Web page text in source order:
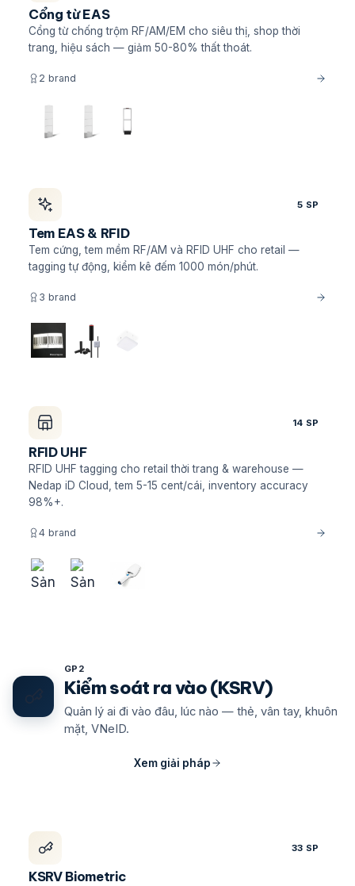
Cổng từ EAS
Cổng từ chống trộm RF/AM/EM cho siêu thị, shop thời
trang, hiệu sách — giảm 50-80% thất thoát.
2 brand
5 SP
Tem EAS & RFID
Tem cứng, tem mềm RF/AM và RFID UHF cho retail —
tagging tự động, kiểm kê đếm 1000 món/phút.
3 brand
14 SP
RFID UHF
RFID UHF tagging cho retail thời trang & warehouse —
Nedap iD Cloud, tem 5-15 cent/cái, inventory accuracy
98%+.
4 brand
GP2
Kiểm soát ra vào (KSRV)
Quản lý ai đi vào đâu, lúc nào — thẻ, vân tay, khuôn
mặt, VNeID.
Xem giải pháp
33 SP
KSRV Biometric